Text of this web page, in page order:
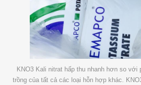
KNO3 Kali nitrat hấp thu nhanh hơn so với
trồng của tất cả các loại hỗn hợp khác.